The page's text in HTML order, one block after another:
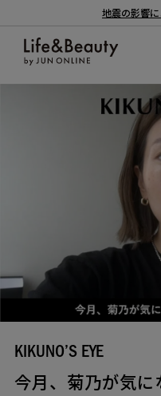
地震の影響
KIKUNO’S EYE
今月、菊乃が気に